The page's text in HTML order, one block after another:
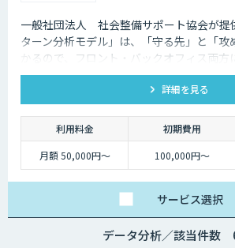
一般社団法人 社会整備サポート協会が提
ターン分析モデル」は、「守る先」と「
かるので、フロント・バックオフィス両
に入ります。
詳細を見る
利用料金 初期費用
月額 50,000円～
100,000円～
サービス選択
データ分析／該当件数